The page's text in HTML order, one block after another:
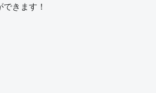
きます！